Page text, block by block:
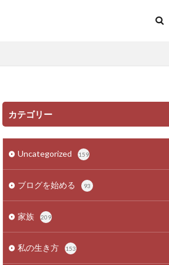
カテゴリー
Uncategorized 159
ブログを始める 93
家族 209
私の生き方 153